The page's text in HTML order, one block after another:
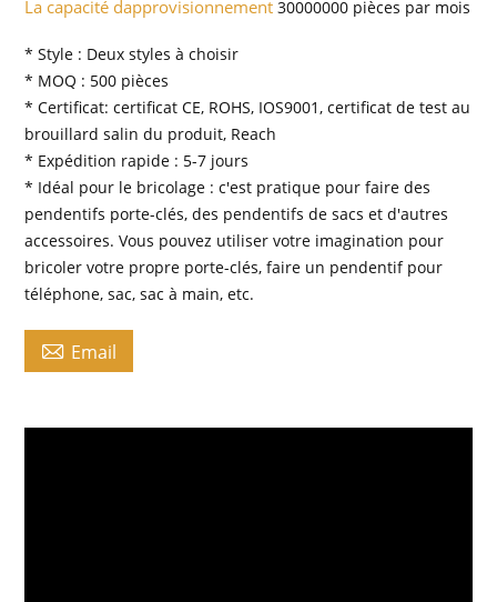
La capacité dapprovisionnement30000000 pièces par mois
* Style : Deux styles à choisir
* MOQ : 500 pièces
* Certificat: certificat CE, ROHS, IOS9001, certificat de test au
brouillard salin du produit, Reach
* Expédition rapide : 5-7 jours
* Idéal pour le bricolage : c'est pratique pour faire des
pendentifs porte-clés, des pendentifs de sacs et d'autres
accessoires. Vous pouvez utiliser votre imagination pour
bricoler votre propre porte-clés, faire un pendentif pour
téléphone, sac, sac à main, etc.
 Email